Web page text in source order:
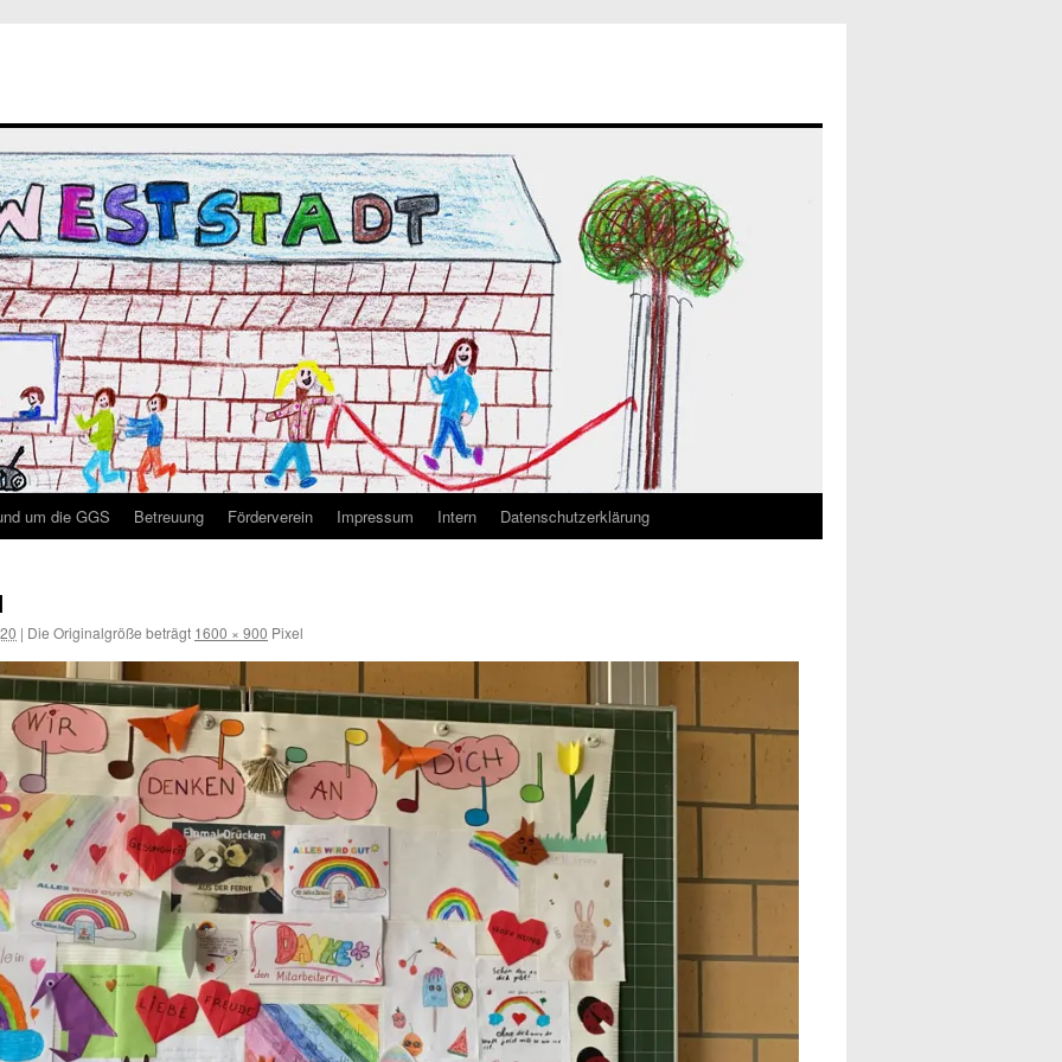
um die GGS Betreuung Förderverein Impressum Intern Datenschutzerklärung
| Die Originalgröße beträgt 1600 × 900 Pixel